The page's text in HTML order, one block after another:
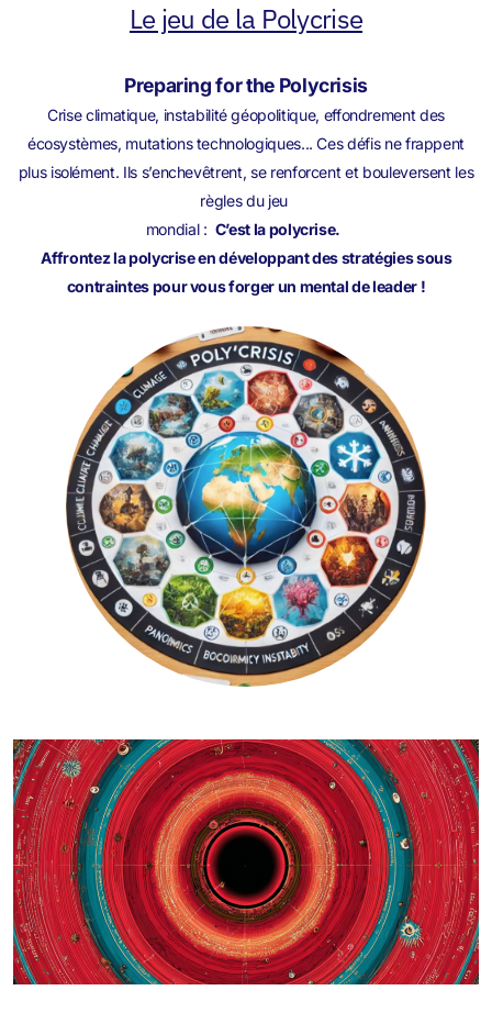
Le jeu de la Polycrise
Preparing for the Polycrisis
Crise climatique, instabilité géopolitique, effondrement des
écosystèmes, mutations technologiques... Ces défis ne frappent
plus isolément. Ils s’enchevêtrent, se renforcent et bouleversent les
règles du jeu
mondial : C’est la polycrise.
Affrontez la polycrise en développant des stratégies sous
contraintes pour vous forger un mental de leader !